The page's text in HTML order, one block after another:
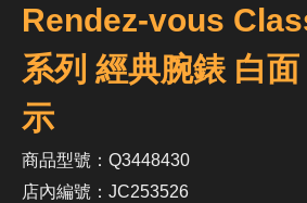
Rendez-vous
系列 經典腕錶 白
示
商品型號：Q3448430
店內編號：JC253526